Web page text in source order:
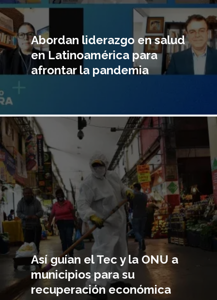
Abordan liderazgo en salud
en Latinoamérica para
afrontar la pandemia
Imagen
principal
Así guían el Tec y la ONU a
municipios para su
recuperación económica